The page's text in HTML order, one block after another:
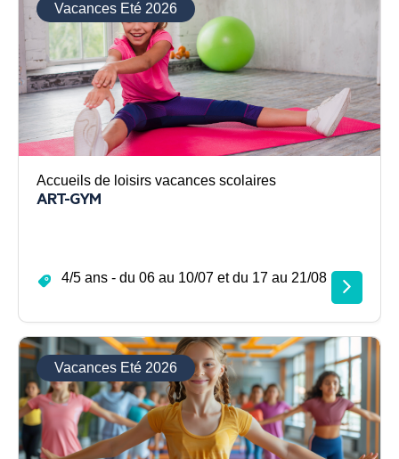
Vacances Eté 2026
Accueils de loisirs vacances scolaires
ART-GYM
4/5 ans - du 06 au 10/07 et du 17 au 21/08
Vacances Eté 2026